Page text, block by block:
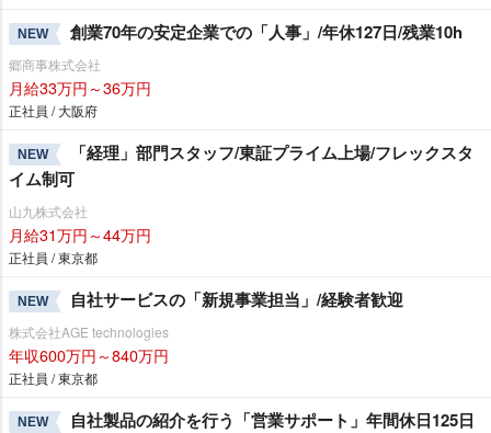
NEW 創業70年の安定企業での「人事」/年休127日/残業10h
郷商事株式会社
月給33万円～36万円
正社員 / 大阪府
NEW
「経理」部門スタッフ/東証プライム上場/フレックスタ
イム制可
山九株式会社
月給31万円～44万円
正社員 / 東京都
NEW 自社サービスの「新規事業担当」/経験者歓迎
株式会社AGE technologies
年収600万円～840万円
正社員 / 東京都
NEW 自社製品の紹介を行う「営業サポート」年間休日125日